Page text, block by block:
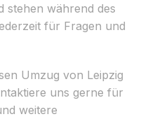
stehen während des
für Fragen und
Umzug von Leipzig
uns gerne für
weitere